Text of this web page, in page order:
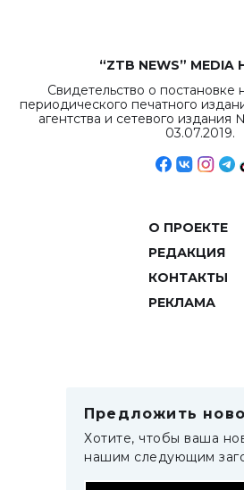
“ZTB NEWS” MEDIA
Свидетельство о постановке
периодического печатного
агентства и сетевого
03.07.2019.
О ПРОЕКТЕ
РЕДАКЦИЯ
КОНТАКТЫ
РЕКЛАМА
Предложить
Хотите, чтобы ваша
нашим следующим